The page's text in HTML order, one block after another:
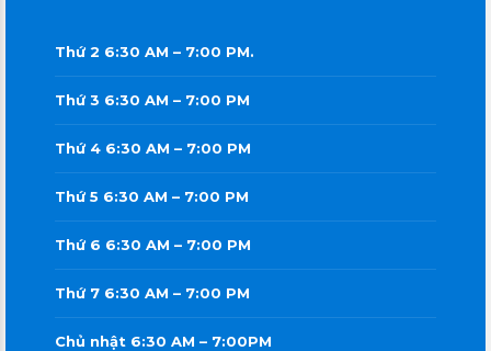
Thứ 2 6:30 AM – 7:00 PM.
Thứ 3 6:30 AM – 7:00 PM
Thứ 4 6:30 AM – 7:00 PM
Thứ 5 6:30 AM – 7:00 PM
Thứ 6 6:30 AM – 7:00 PM
Thứ 7 6:30 AM – 7:00 PM
Chủ nhật 6:30 AM – 7:00PM